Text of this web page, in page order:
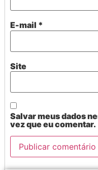
E-mail *
Site
Salvar meus dados
vez que eu comentar.